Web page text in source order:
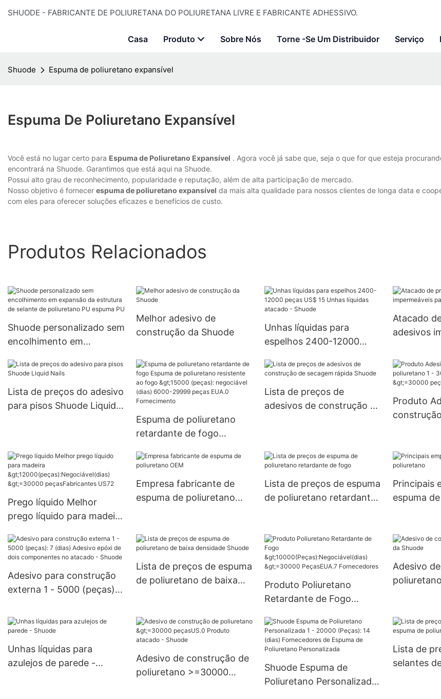
SHUODE - FABRICANTE DE POLIURETANA DO POLIURETANA LIVRE E FABRICANTE ADHESSIVO.
Casa Produto Sobre Nós Torne -se Um Distribuidor Serviço
Shuode Espuma de poliuretano expansível
Espuma De Poliuretano Expansível
Você está no lugar certo para Espuma de Poliuretano Expansível . Agora você já sabe que, seja o que for que esteja
encontrará na Shuode. Garantimos que está aqui na Shuode.
Possui alto grau de reconhecimento, popularidade e reputação, além de alta participação de mercado.
Nosso objetivo é fornecer espuma de poliuretano expansível da mais alta qualidade para nossos clientes de longa data e
com eles para oferecer soluções eficazes e benefícios de custo.
Produtos Relacionados
Shuode personalizado sem
encolhimento em
selante de poliuretano PU
Melhor adesivo de
construção da Shuode
Unhas líquidas para
espelhos 2400-12000
líquidas atacado - Shuode
Atacado
adesivos
Lista de preços do adesivo
para pisos Shuode Liquid
Espuma de poliuretano
retardante de fogo
resistente ao fogo >15000
6000-29999 peças EUA.0
Fornecimento
Lista de preços de
adesivos de construção de
Produto
US.3
Prego líquido Melhor
prego líquido para madeira
(dias) >=30000
peçasFabricantes US72
Empresa fabricante de
espuma de poliuretano
Lista de preços de espuma
de poliuretano retardante
Principais
espuma
Adesivo para construção
externa 1 - 5000 (peças):
dois componentes no
atacado - Shuode
Lista de preços de espuma
de poliuretano de baixa
Produto Poliuretano
Retardante de Fogo
(dias) >=30000
PeçasEUA.7 Fornecedores
Adesivo
Unhas líquidas para
azulejos de parede -
Adesivo de construção de
poliuretano >=30000
Shuode Espuma de
Poliuretano Personalizada
Lista de
selantes